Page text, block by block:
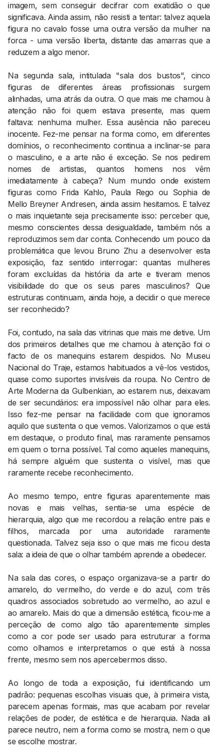
imagem, sem conseguir decifrar com exatidão o que
significava. Ainda assim, não resisti a tentar: talvez aquela
figura no cavalo fosse uma outra versão da mulher na
forca - uma versão liberta, distante das amarras que a
reduzem a algo menor.
Na segunda sala, intitulada "sala dos bustos", cinco
figuras de diferentes áreas profissionais surgem
alinhadas, uma atrás da outra. O que mais me chamou à
atenção não foi quem estava presente, mas quem
faltava: nenhuma mulher. Essa ausência não pareceu
inocente. Fez-me pensar na forma como, em diferentes
domínios, o reconhecimento continua a inclinar-se para
o masculino, e a arte não é exceção. Se nos pedirem
nomes de artistas, quantos homens nos vêm
imediatamente à cabeça? Num mundo onde existem
figuras como Frida Kahlo, Paula Rego ou Sophia de
Mello Breyner Andresen, ainda assim hesitamos. E talvez
o mais inquietante seja precisamente isso: perceber que,
mesmo conscientes dessa desigualdade, também nós a
reproduzimos sem dar conta. Conhecendo um pouco da
problemática que levou Bruno Zhu a desenvolver esta
exposição, faz sentido interrogar: quantas mulheres
foram excluídas da história da arte e tiveram menos
visibilidade do que os seus pares masculinos? Que
estruturas continuam, ainda hoje, a decidir o que merece
ser reconhecido?
Foi, contudo, na sala das vitrinas que mais me detive. Um
dos primeiros detalhes que me chamou à atenção foi o
facto de os manequins estarem despidos. No Museu
Nacional do Traje, estamos habituados a vê-los vestidos,
quase como suportes invisíveis da roupa. No Centro de
Arte Moderna da Gulbenkian, ao estarem nus, deixavam
de ser secundários: era impossível não olhar para eles.
Isso fez-me pensar na facilidade com que ignoramos
aquilo que sustenta o que vemos. Valorizamos o que está
em destaque, o produto final, mas raramente pensamos
em quem o torna possível. Tal como aqueles manequins,
há sempre alguém que sustenta o visível, mas que
raramente recebe reconhecimento.
Ao mesmo tempo, entre figuras aparentemente mais
novas e mais velhas, sentia-se uma espécie de
hierarquia, algo que me recordou a relação entre pais e
filhos, marcada por uma autoridade raramente
questionada. Talvez seja isso o que mais me ficou desta
sala: a ideia de que o olhar também aprende a obedecer.
Na sala das cores, o espaço organizava-se a partir do
amarelo, do vermelho, do verde e do azul, com três
quadros associados sobretudo ao vermelho, ao azul e
ao amarelo. Mais do que a dimensão estética, ficou-me a
perceção de como algo tão aparentemente simples
como a cor pode ser usado para estruturar a forma
como olhamos e interpretamos o que está à nossa
frente, mesmo sem nos apercebermos disso.
Ao longo de toda a exposição, fui identificando um
padrão: pequenas escolhas visuais que, à primeira vista,
parecem apenas formais, mas que acabam por revelar
relações de poder, de estética e de hierarquia. Nada ali
parece neutro, nem a forma como se mostra, nem o que
se escolhe mostrar.